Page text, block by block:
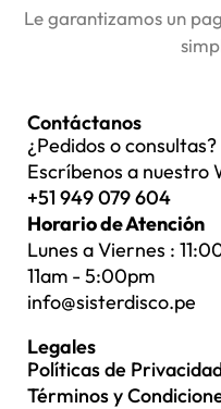
Le garantizamos un
Contáctanos
¿Pedidos o consultas?
Escríbenos a nuestro
+51 949 079 604
Horario de Atención
Lunes a Viernes :
11am - 5:00pm
info@sisterdisco.pe
Legales
Políticas de
Términos y